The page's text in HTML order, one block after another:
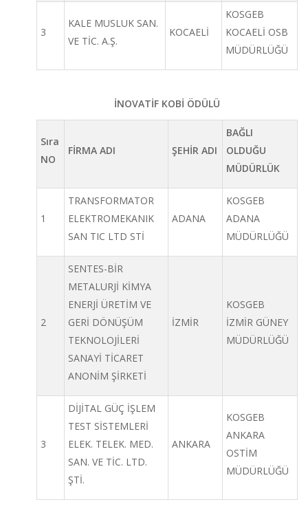
3
KALE MUSLUK SAN.
VE TİC. A.Ş.
KOCAELİ
KOSGEB
KOCAELİ OSB
MÜDÜRLÜĞÜ
İNOVATİF KOBİ ÖDÜLÜ
Sıra
NO
FİRMA ADI ŞEHİR ADI
BAĞLI
OLDUĞU
MÜDÜRLÜK
1
TRANSFORMATOR
ELEKTROMEKANIK
SAN TIC LTD STİ
ADANA
KOSGEB
ADANA
MÜDÜRLÜĞÜ
2
SENTES-BİR
METALURJİ KİMYA
ENERJİ ÜRETİM VE
GERİ DÖNÜŞÜM
TEKNOLOJİLERİ
SANAYİ TİCARET
ANONİM ŞİRKETİ
İZMİR
KOSGEB
İZMİR GÜNEY
MÜDÜRLÜĞÜ
3
DİJİTAL GÜÇ İŞLEM
TEST SİSTEMLERİ
ELEK. TELEK. MED.
SAN. VE TİC. LTD.
ŞTİ.
ANKARA
KOSGEB
ANKARA
OSTİM
MÜDÜRLÜĞÜ